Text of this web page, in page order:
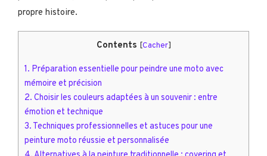
propre histoire.
Contents [Cacher]
1. Préparation essentielle pour peindre une moto avec
mémoire et précision
2. Choisir les couleurs adaptées à un souvenir : entre
émotion et technique
3. Techniques professionnelles et astuces pour une
peinture moto réussie et personnalisée